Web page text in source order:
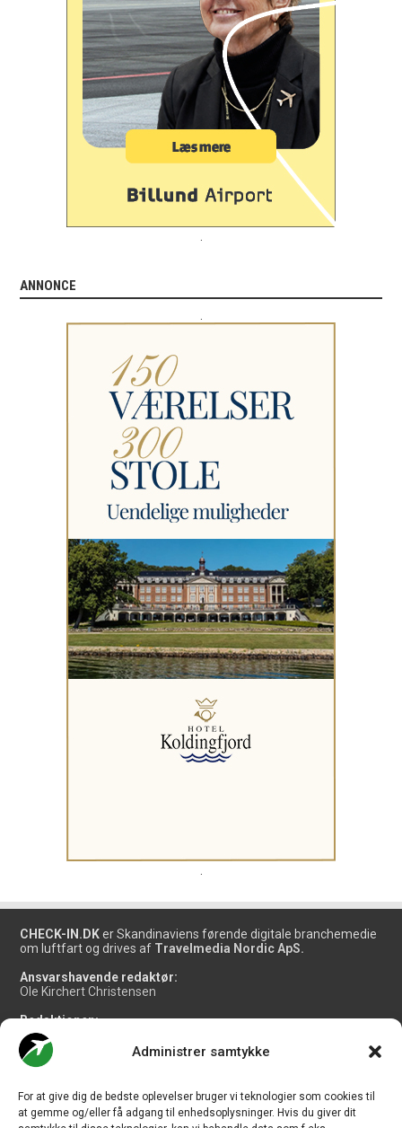
Administrer samtykke
For at give dig de bedste oplevelser bruger vi teknologier som cookies til
at gemme og/eller få adgang til enhedsoplysninger. Hvis du giver dit
ANNONCE
CHECK-IN.DK er Skandinaviens førende digitale branchemedie
om luftfart og drives af Travelmedia Nordic ApS.
Ansvarshavende redaktør:
Ole Kirchert Christensen
Redaktionen:
Christian Granhøj Skouboe
Henrik Baumgarten
Danny Longhi Andreasen
Salg og jobannoncer:
salg@travelmedianordic.com